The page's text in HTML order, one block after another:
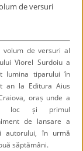
de versuri
volum de versuri al
Viorel Surdoiu a
lumina tiparului în
an la Editura Aius
oraș unde a
loc și primul
de lansare a
autorului, în urmă
săptămâni.